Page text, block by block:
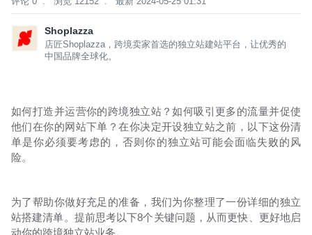
Shoplazza
店匠Shoplazza，跨境卖家首选的独立站建站平台，让优秀的
中国品牌全球化。
如何打造并运营你的跨境独立站？如何吸引更多的流量并促使
他们在你的网站下单？在你决定开设独立站之前，以下这份清
单是你必须要考虑的，否则你的独立站可能会面临失败的风
险。
为了帮助你做好充足的准备，我们为你整理了一份详细的独立
站搭建清单。提前思考以下8个关键问题，从而更快、更好地启